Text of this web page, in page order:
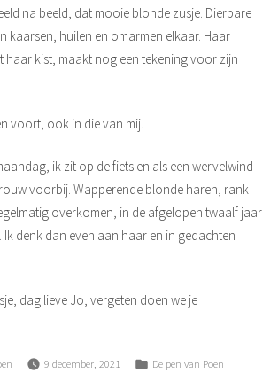
na beeld, dat mooie blonde zusje. Dierbare
kaarsen, huilen en omarmen elkaar. Haar
haar kist, maakt nog een tekening voor zijn
voort, ook in die van mij.
ik zit op de fiets en als een wervelwind
voorbij. Wapperende blonde haren, rank
overkomen, in de afgelopen twaalf jaar
Ik denk dan even aan haar en in gedachten
dag lieve Jo, vergeten doen we je
9 december, 2021
Posted
De pen van Poen